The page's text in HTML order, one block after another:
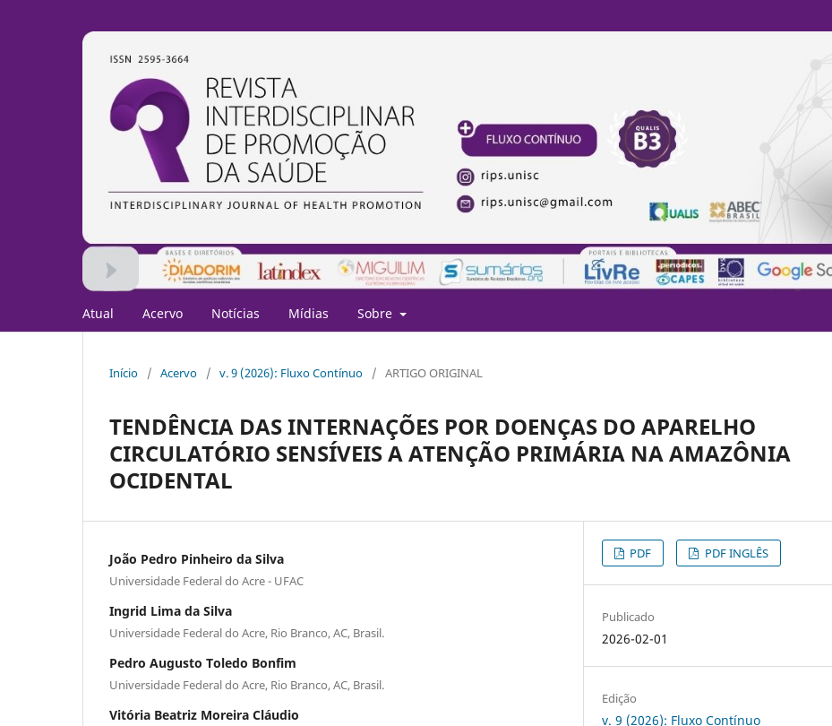
Atual Acervo Notícias Mídias Sobre
Início / Acervo / v. 9 (2026): Fluxo Contínuo / ARTIGO ORIGINAL
TENDÊNCIA DAS INTERNAÇÕES POR DOENÇAS DO APARELHO
CIRCULATÓRIO SENSÍVEIS A ATENÇÃO PRIMÁRIA NA AMAZÔNIA
OCIDENTAL
João Pedro Pinheiro da Silva
Universidade Federal do Acre - UFAC
Ingrid Lima da Silva
Universidade Federal do Acre, Rio Branco, AC, Brasil.
Pedro Augusto Toledo Bonfim
Universidade Federal do Acre, Rio Branco, AC, Brasil.
Vitória Beatriz Moreira Cláudio
PDF PDF INGLÊS
Publicado
2026-02-01
Edição
v. 9 (2026): Fluxo Contínuo